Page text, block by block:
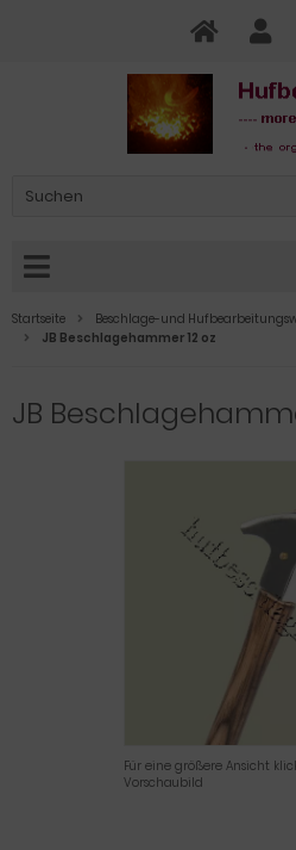
Startseite Beschlage-und
JB Beschlagehammer 12 oz
JB
Für eine größere Ansicht
Vorschaubild